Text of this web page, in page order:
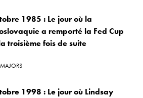
1985 : Le jour où la
a remporté la Fed Cup
troisième fois de suite
1998 : Le jour où Lindsay